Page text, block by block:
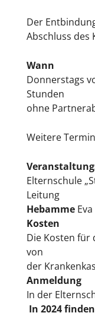
Der
Abschluss des
Wann
Donnerstags
Stunden
ohne
Weitere
Elternschule
Leitung
Hebamme
Kosten
Die Kosten für
von
der
Anmeldung
In der
In 2024